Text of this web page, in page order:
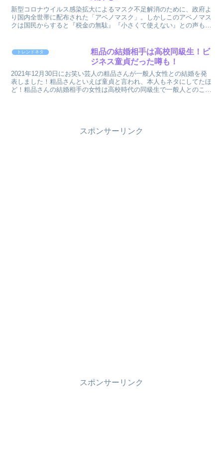
新型コロナウイルス感染拡大によるマスク不足解消のために、政府よ
り国内全世帯に配布された「アベノマスク」。しかしこのアベノマス
クは国民からすると『税金の無駄』『小さくて使えない』との声も...
トレンドネタ
粗品の結婚相手は高校同級生！ビ
ジネス童貞だった噂も！
2021年12月30日にお笑い芸人の粗品さんが一般人女性との結婚を発
表しました！粗品さんといえば童貞と言われ、本人もネタにしてたほ
ど！粗品さんの結婚相手の女性は高校時代の同級生で一般人とのこと
スポンサーリンク
スポンサーリンク